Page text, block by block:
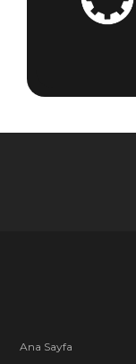
Ana Sayfa